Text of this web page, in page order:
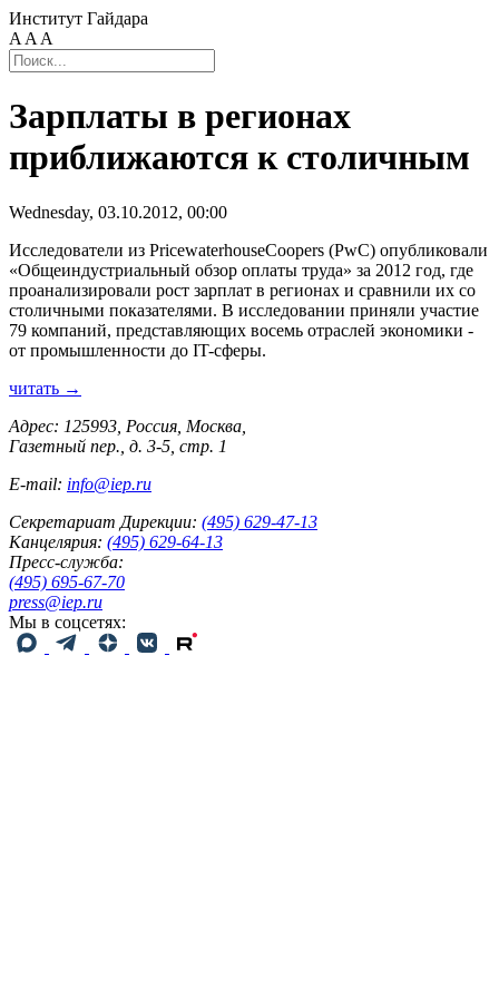
Институт Гайдара
A A A
Зарплаты в регионах
приближаются к столичным
Wednesday, 03.10.2012, 00:00
Исследователи из PricewaterhouseCoopers (PwC) опубликовали
«Общеиндустриальный обзор оплаты труда» за 2012 год, где
проанализировали рост зарплат в регионах и сравнили их со
столичными показателями. В исследовании приняли участие
79 компаний, представляющих восемь отраслей экономики -
от промышленности до IT-сферы.
читать →
Адрес: 125993, Россия, Москва,
Газетный пер., д. 3-5, стр. 1
E-mail: info@iep.ru
Секретариат Дирекции: (495) 629-47-13
Канцелярия: (495) 629-64-13
Пресс-служба:
(495) 695-67-70
press@iep.ru
Мы в соцсетях: